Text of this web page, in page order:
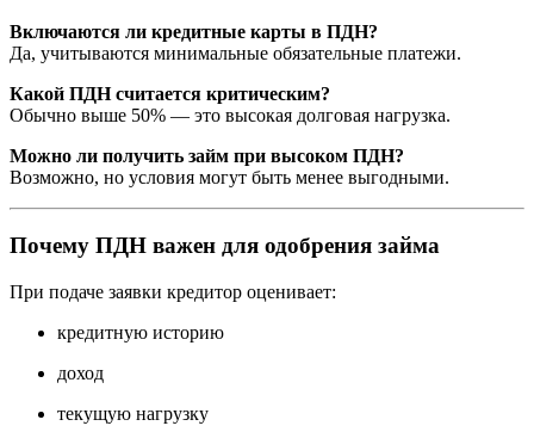
Включаются ли кредитные карты в ПДН?
Да, учитываются минимальные обязательные платежи.
Какой ПДН считается критическим?
Обычно выше 50% — это высокая долговая нагрузка.
Можно ли получить займ при высоком ПДН?
Возможно, но условия могут быть менее выгодными.
Почему ПДН важен для одобрения займа
При подаче заявки кредитор оценивает:
кредитную историю
доход
текущую нагрузку